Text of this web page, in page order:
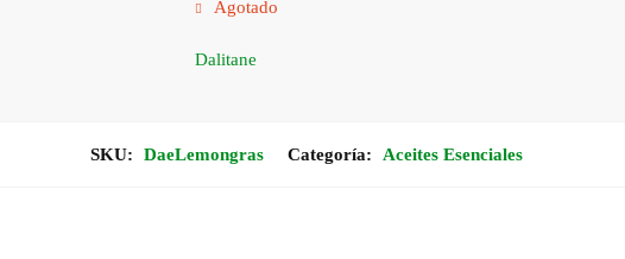
Agotado
Dalitane
SKU: DaeLemongras Categoría: Aceites Esenciales